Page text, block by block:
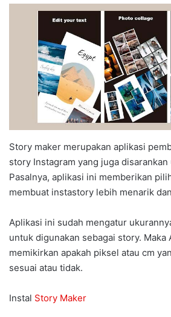
Story maker merupakan aplikasi
story Instagram yang juga disarankan
Pasalnya, aplikasi ini memberikan
membuat instastory lebih menarik
Aplikasi ini sudah mengatur
untuk digunakan sebagai story. Maka
memikirkan apakah piksel atau cm
sesuai atau tidak.
Instal Story Maker